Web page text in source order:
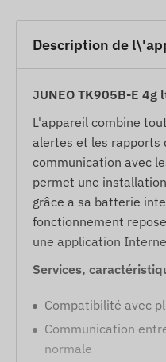
Description de
JUNEO TK905B-E 4g
L'appareil combine
alertes et les rapports
communication avec
permet une
grâce a sa batterie
fonctionnement
une application
Services,
Compatibilité avec
Communication
normale